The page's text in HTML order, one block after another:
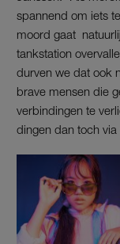
spannend om iets
moord gaat
tankstation
durven we dat ook
brave mensen die
verbindingen te
dingen dan toch